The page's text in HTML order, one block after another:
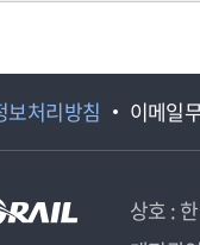
보처리방침 이메일
상호 :